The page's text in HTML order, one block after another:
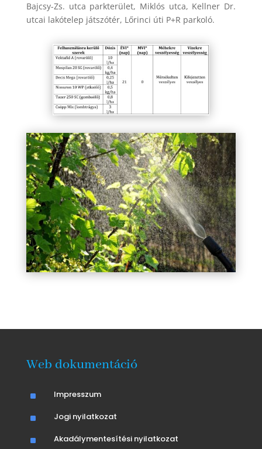
Bajcsy-Zs. utca parkterület, Miklós utca, Kellner Dr.
utcai lakótelep játszótér, Lőrinci úti P+R parkoló.
Web dokumentáció
^ Impresszum
^ Jogi nyilatkozat
^ Akadálymentesítési nyilatkozat